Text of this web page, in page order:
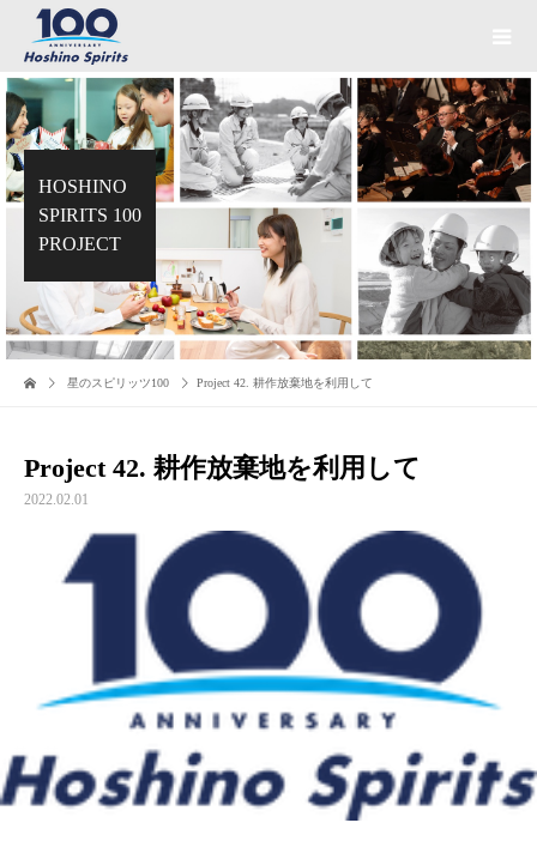
HOSHINO
SPIRITS 100
PROJECT
星のスピリッツ100 Project 42. 耕作放棄地を利用して
Project 42. 耕作放棄地を利用して
2022.02.01